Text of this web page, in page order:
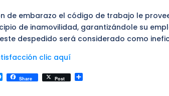
de embarazo el código de trabajo le
de inamovilidad, garantizándole su
despedido será considerado como
clic aquí
Messenger
Share Post